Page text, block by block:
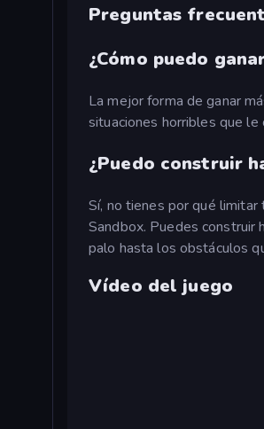
Preguntas
¿Cómo puedo
La mejor forma de ganar
situaciones horribles que le
¿Puedo construir
Sí, no tienes por qué
Sandbox. Puedes construir
palo hasta los obstáculos
Vídeo del juego